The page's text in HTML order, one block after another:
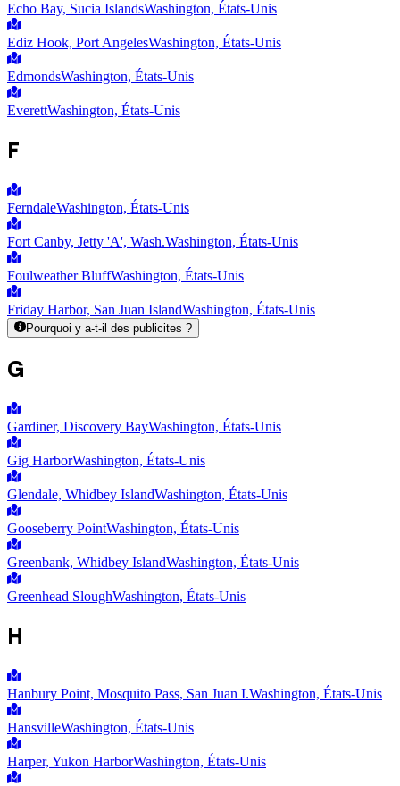
Echo Bay, Sucia IslandsWashington, États-Unis
Ediz Hook, Port AngelesWashington, États-Unis
EdmondsWashington, États-Unis
EverettWashington, États-Unis
F
FerndaleWashington, États-Unis
Fort Canby, Jetty 'A', Wash.Washington, États-Unis
Foulweather BluffWashington, États-Unis
Friday Harbor, San Juan IslandWashington, États-Unis
Pourquoi y a-t-il des publicites ?
G
Gardiner, Discovery BayWashington, États-Unis
Gig HarborWashington, États-Unis
Glendale, Whidbey IslandWashington, États-Unis
Gooseberry PointWashington, États-Unis
Greenbank, Whidbey IslandWashington, États-Unis
Greenhead SloughWashington, États-Unis
H
Hanbury Point, Mosquito Pass, San Juan I.Washington, États-Unis
HansvilleWashington, États-Unis
Harper, Yukon HarborWashington, États-Unis